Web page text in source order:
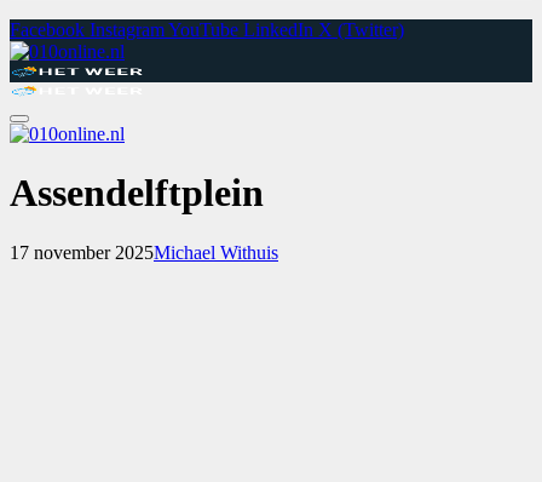
Facebook InstagramYouTube LinkedIn X (Twitter)
Assendelftplein
17 november 2025Michael Withuis